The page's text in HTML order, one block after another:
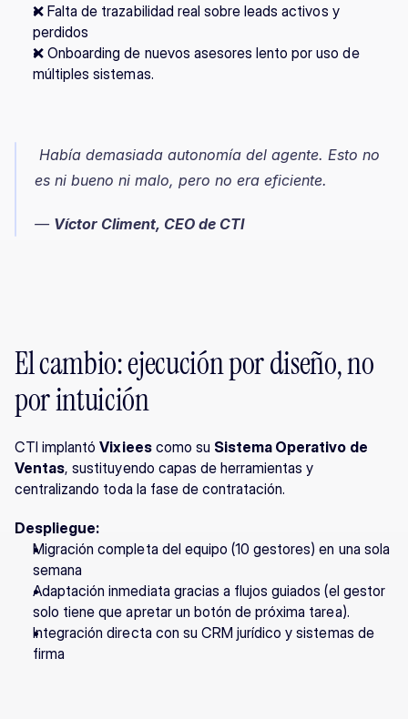
❌ Falta de trazabilidad real sobre leads activos y
perdidos
❌ Onboarding de nuevos asesores lento por uso de
múltiples sistemas.
es ni bueno ni malo, pero no era eficiente.
— Víctor Climent, CEO de CTI
El cambio: ejecución por diseño, no
por intuición
CTI implantó Vixiees como su Sistema Operativo de
Ventas, sustituyendo capas de herramientas y
centralizando toda la fase de contratación.
Despliegue:
Migración completa del equipo (10 gestores) en una sola
semana
Adaptación inmediata gracias a flujos guiados (el gestor
solo tiene que apretar un botón de próxima tarea).
Integración directa con su CRM jurídico y sistemas de
firma